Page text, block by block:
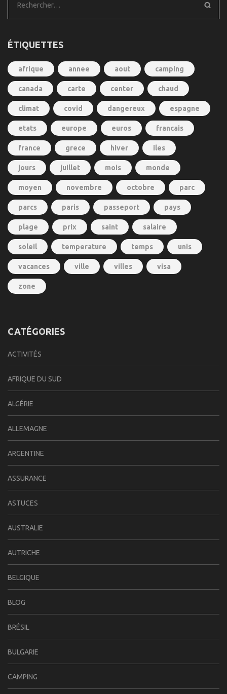
Rechercher :
ÉTIQUETTES
afrique annee aout camping
canada carte center chaud
climat covid dangereux espagne
etats europe euros francais
france grece hiver iles
jours juillet mois monde
moyen novembre octobre parc
parcs paris passeport pays
plage prix saint salaire
soleil temperature temps unis
vacances ville villes visa
zone
CATÉGORIES
ACTIVITÉS
AFRIQUE DU SUD
ALGÉRIE
ALLEMAGNE
ARGENTINE
ASSURANCE
ASTUCES
AUSTRALIE
AUTRICHE
BELGIQUE
BLOG
BRÉSIL
BULGARIE
CAMPING